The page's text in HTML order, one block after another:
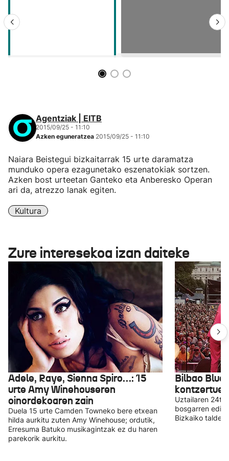
Agentziak | EITB
2015/09/25 - 11:10
Azken eguneratzea 2015/09/25 - 11:10
Naiara Beistegui bizkaitarrak 15 urte daramatza
munduko opera ezagunetako eszenatokiak sortzen.
Azken bost urteetan Ganteko eta Anberesko Operan
ari da, atrezzo lanak egiten.
Kultura
Zure interesekoa izan daiteke
Adele, Raye, Sienna Spiro…: 15
urte Amy Winehouseren
oinordekoaren zain
Duela 15 urte Camden Towneko bere etxean
hilda aurkitu zuten Amy Winehouse; ordutik,
Erresuma Batuko musikagintzak ez du haren
parekorik aurkitu.
Bilbao
Uztailaren
bosgarren
Bizkaiko